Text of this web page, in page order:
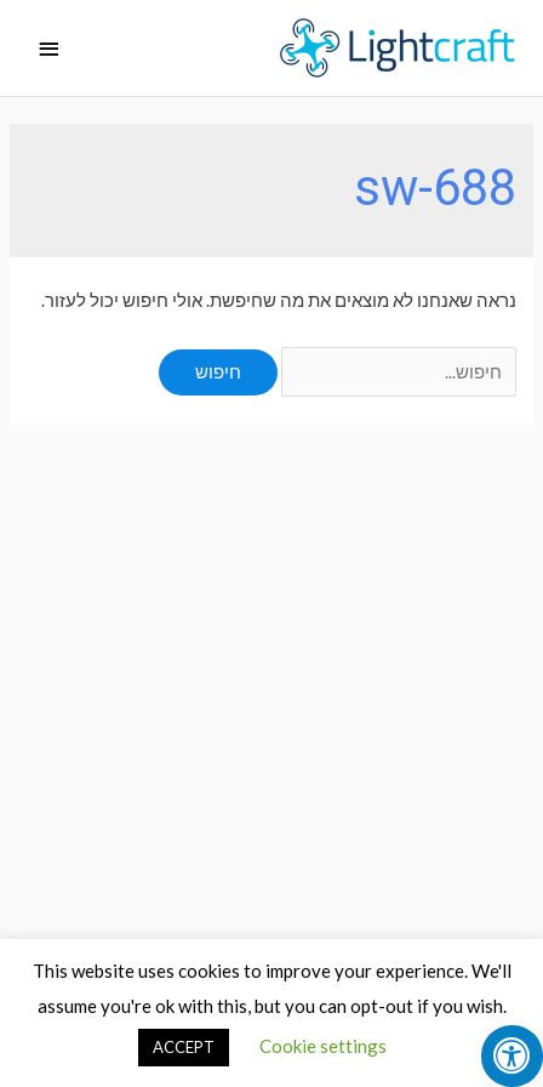
לתוכן
ראשי
sw-688
נראה שאנחנו לא מוצאים את מה שחיפשת. אולי חיפוש יכול לעזור.
for:
This website uses cookies to improve your experience. We'll
assume you're ok with this, but you can opt-out if you wish.
Cookie settings
ACCEPT